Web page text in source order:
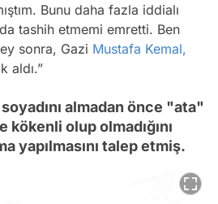
Bunu daha fazla iddialı
tashih etmemi emretti. Ben
sonra, Gazi Mustafa Kemal,
aldı.”
almadan önce "ata"
olup olmadığını
yapılmasını talep etmiş.